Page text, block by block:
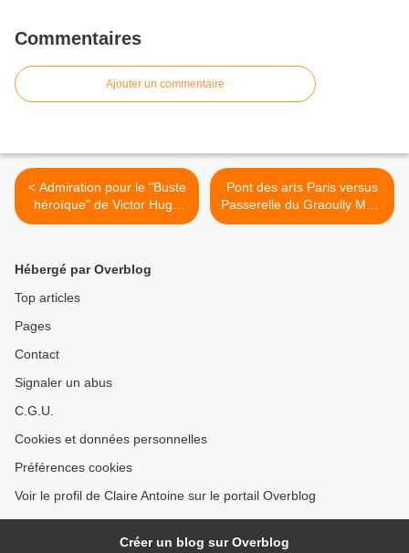
Commentaires
Ajouter un commentaire
< Admiration pour le "Buste
héroïque" de Victor Hugo
par Rodin - lien
Pont des arts Paris versus
Passerelle du Graoully Metz
'Histoires de cadenas...' >
Hébergé par Overblog
Top articles
Pages
Contact
Signaler un abus
C.G.U.
Cookies et données personnelles
Préférences cookies
Voir le profil de Claire Antoine sur le portail Overblog
Créer un blog sur Overblog